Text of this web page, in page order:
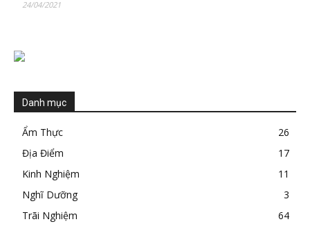
24/04/2021
Danh mục
Ẩm Thực
26
Địa Điểm
17
Kinh Nghiệm
11
Nghĩ Dưỡng
3
Trãi Nghiệm
64